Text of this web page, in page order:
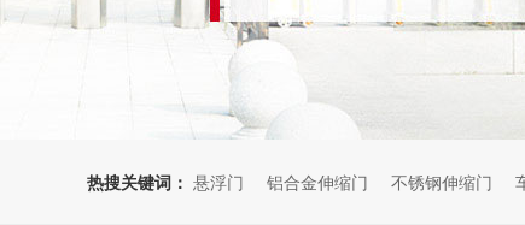
热搜关键词： 悬浮门 铝合金伸缩门 不锈钢伸缩门